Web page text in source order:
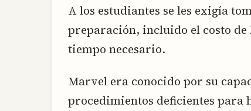
A los estudiantes se les exigía
preparación, incluido el costo
tiempo necesario.
Marvel era conocido por su
procedimientos deficientes para